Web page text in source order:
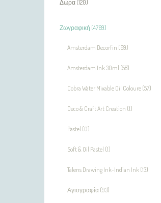
Δώρα (120)
Ζωγραφική (4769)
Amsterdam Decorfin (69)
Amsterdam Ink 30ml (58)
Cobra Water Mixable Oil Coloure (57)
Deco & Craft Art Creation (1)
Pastel (0)
Soft & Oil Pastel (1)
Talens Drawing Ink-Indian Ink (13)
Αγιογραφία (93)